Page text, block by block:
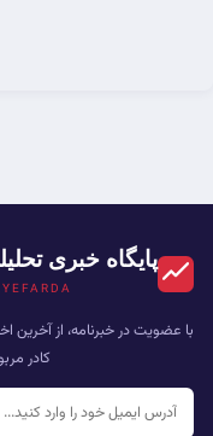
پایگاه خبری
با عضویت در خبرنامه، از آخرین
کادر